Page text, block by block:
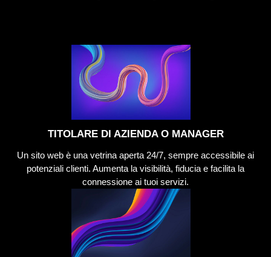
TITOLARE DI AZIENDA O MANAGER
Un sito web è una vetrina aperta 24/7, sempre accessibile ai
potenziali clienti. Aumenta la visibilità, fiducia e facilita la
connessione ai tuoi servizi.